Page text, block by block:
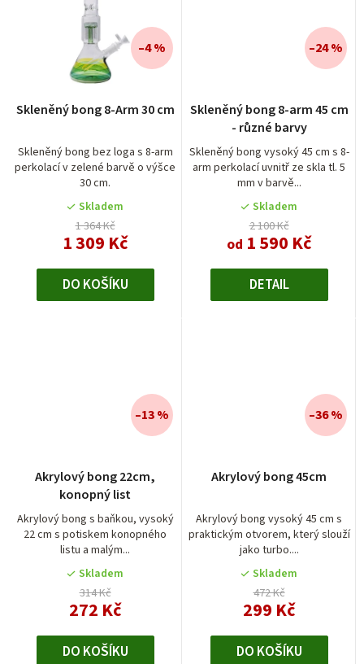
Skleněný bong 8-Arm 30 cm
Skleněný bong bez loga s 8-arm
perkolací v zelené barvě o výšce
30 cm.
Skladem
1 364 Kč
1 309 Kč
–4 %
DO KOŠÍKU
Skleněný bong 8-arm 45 cm
- různé barvy
Skleněný bong vysoký 45 cm s 8-
arm perkolací uvnitř ze skla tl. 5
mm v barvě...
hodnocení
produktu
je
5,0
z
5
hvězdiček.
Skladem
2 100 Kč
od 1 590 Kč
–24 %
DETAIL
Akrylový bong 22cm,
konopný list
Akrylový bong s baňkou, vysoký
22 cm s potiskem konopného
listu a malým...
Skladem
314 Kč
272 Kč
–13 %
DO KOŠÍKU
Akrylový bong 45cm
Akrylový bong vysoký 45 cm s
praktickým otvorem, který slouží
jako turbo....
Skladem
472 Kč
299 Kč
–36 %
DO KOŠÍKU